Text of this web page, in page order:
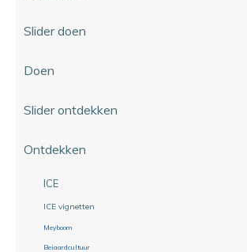
Slider doen
Doen
Slider ontdekken
Ontdekken
ICE
ICE vignetten
Meyboom
Beiaardcultuur